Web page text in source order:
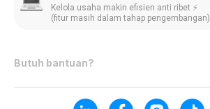
Kelola usaha makin efisien anti ribet ⚡️
(fitur masih dalam tahap pengembangan)
Butuh bantuan?